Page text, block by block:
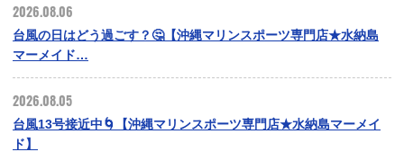
2026.08.06
台風の日はどう過ごす？🤔【沖縄マリンスポーツ専門店★水納島
マーメイド…
2026.08.05
台風13号接近中🌀【沖縄マリンスポーツ専門店★水納島マーメイ
ド】